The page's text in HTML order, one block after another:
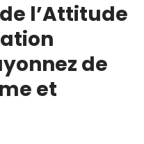
l’Attitude
de
et